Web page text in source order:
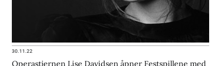
30.11.22
Operastjernen Lise Davidsen åpner Festspillene med